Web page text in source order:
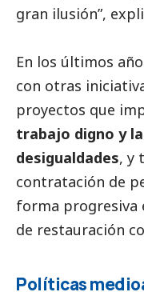
gran ilusión”,
En los últimos
con otras
proyectos que
trabajo digno y
desigualdades, y
contratación de
forma progresiva
de restauración
Políticas